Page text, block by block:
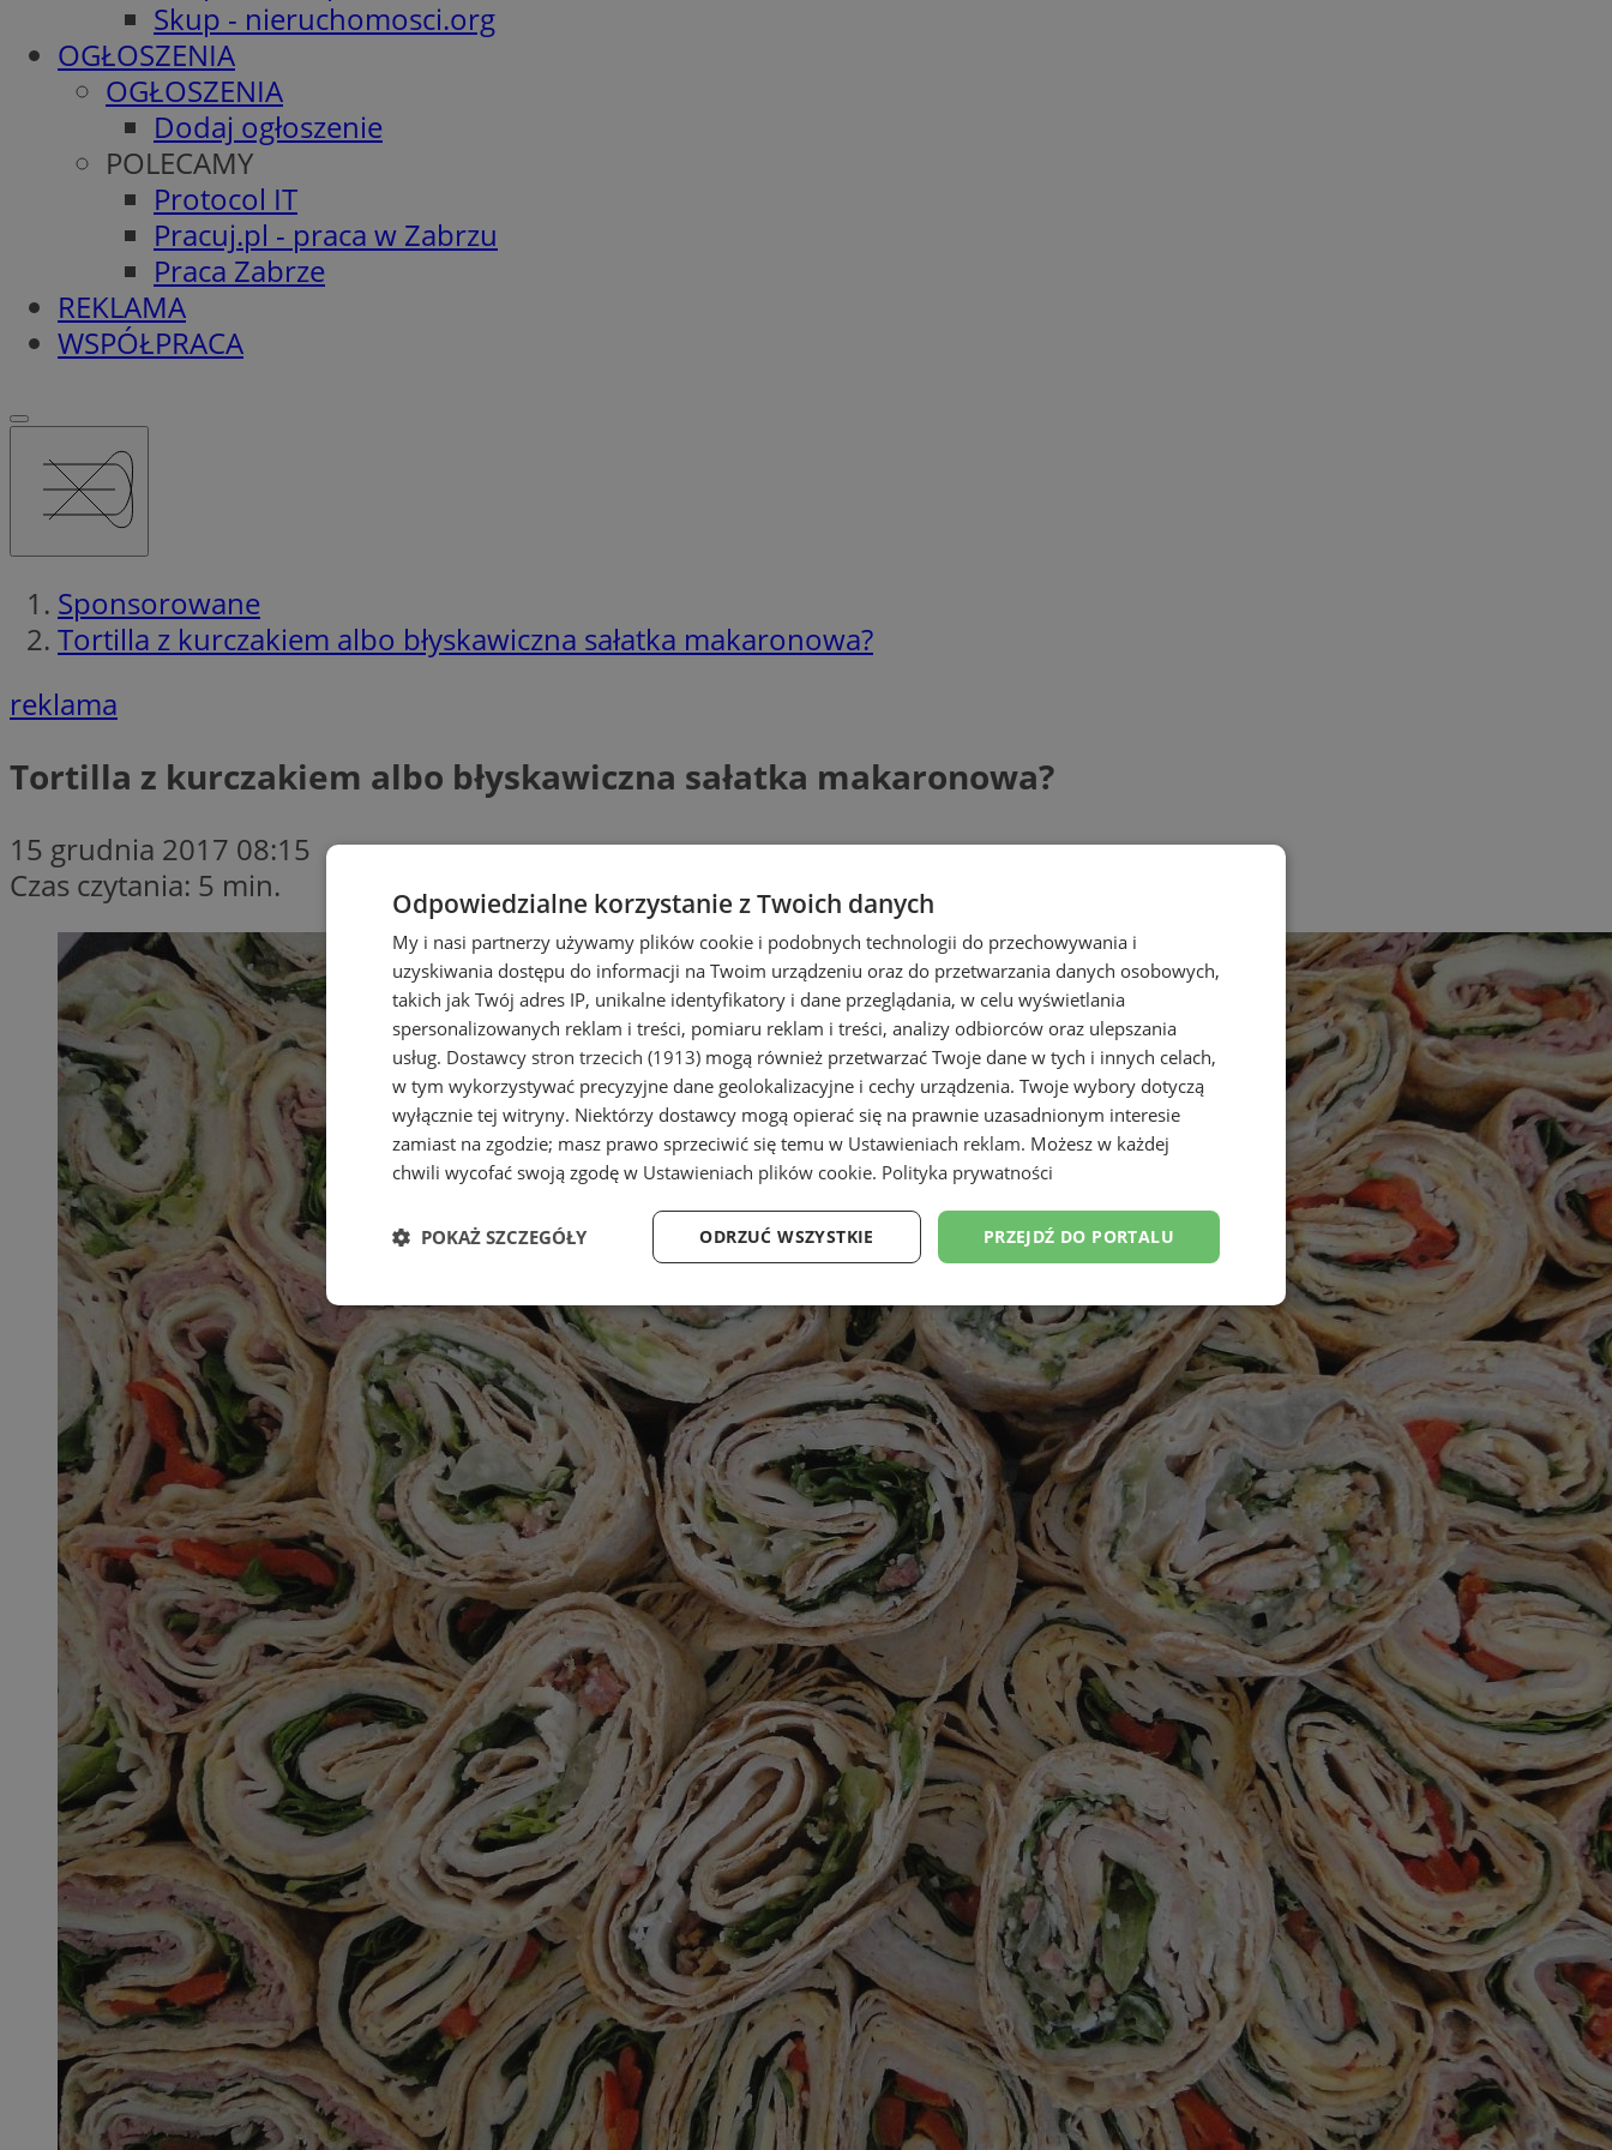
Skup - nieruchomosci.org
OGŁOSZENIA
OGŁOSZENIA
Dodaj ogłoszenie
POLECAMY
Protocol IT
Pracuj.pl - praca w Zabrzu
Praca Zabrze
REKLAMA
WSPÓŁPRACA
Sponsorowane
Tortilla z kurczakiem albo błyskawiczna sałatka makaronowa?
reklama
Tortilla z kurczakiem albo błyskawiczna sałatka makaronowa?
15 grudnia 2017 08:15
Czas czytania: 5 min.
Odpowiedzialne korzystanie z Twoich danych
My i nasi partnerzy używamy plików cookie i podobnych technologii do przechowywania i
uzyskiwania dostępu do informacji na Twoim urządzeniu oraz do przetwarzania danych osobowych,
takich jak Twój adres IP, unikalne identyfikatory i dane przeglądania, w celu wyświetlania
spersonalizowanych reklam i treści, pomiaru reklam i treści, analizy odbiorców oraz ulepszania
usług. Dostawcy stron trzecich (1913) mogą również przetwarzać Twoje dane w tych i innych celach,
w tym wykorzystywać precyzyjne dane geolokalizacyjne i cechy urządzenia. Twoje wybory dotyczą
wyłącznie tej witryny. Niektórzy dostawcy mogą opierać się na prawnie uzasadnionym interesie
zamiast na zgodzie; masz prawo sprzeciwić się temu w Ustawieniach reklam. Możesz w każdej
chwili wycofać swoją zgodę w Ustawieniach plików cookie. Polityka prywatności
PRZEJDŹ DO PORTALU
ODRZUĆ WSZYSTKIE
POKAŻ SZCZEGÓŁY
Niezbędne Wydajność Targetowanie Funkcjonalność Niesklasyfikowane
Niezbędne Wydajność Targetowanie Funkcjonalność Niesklasyfikowane
Niezbędne pliki cookie umożliwiają korzystanie z podstawowych funkcji strony internetowej, takich jak logowanie użytkownika i
zarządzanie kontem. Bez niezbędnych plików cookie nie można prawidłowo korzystać ze strony internetowej.
Nazwa
Provider/
Domena
Okres
przechowywania
Opis
SessID zabrze.com.pl 1 rok
Ten plik cookie przechowuje identyfikator sesji.
QeSessID
zabrze.com.pl 1 rok
Ten plik cookie przechowuje identyfikator sesji.
MvSessID
zabrze.com.pl 1 rok
Ten plik cookie przechowuje identyfikator sesji.
__cf_bm
Cloudflare
Inc.
.x.com
29 minut 53
sekundy
Ten plik cookie służy do rozróżniania ludzi i botów. Jest
to korzystne dla strony internetowej, ponieważ
umożliwia tworzenie ważnych raportów na temat
korzystania z jej witryny internetowej.
__cf_bm
Cloudflare
Inc.
.twitter.com
29 minut 55
sekund
Ten plik cookie służy do rozróżniania ludzi i botów. Jest
to korzystne dla strony internetowej, ponieważ
umożliwia tworzenie ważnych raportów na temat
korzystania z jej witryny internetowej.
CookieScriptConsent
CookieScript
zabrze.com.pl
4 tygodnie 2 dni
Ten plik cookie jest używany przez usługę Cookie-
Script.com do zapamiętywania preferencji dotyczących
zgody użytkownika na pliki cookie. Jest to konieczne,
aby baner cookie Cookie-Script.com działał poprawnie.
VISITOR_PRIVACY_METADATA
YouTube
.youtube.com
5 miesięcy 4
tygodnie
Ten plik cookie przechowuje informacje o zgodzie
użytkownika oraz jego preferencjach dotyczących
prywatności podczas korzystania z witryny. Rejestruje
wybory dotyczące polityki prywatności i ustawień
zgody, zapewniając ich przestrzeganie w kolejnych
wizytach. Dzięki temu użytkownik nie musi ponownie
konfigurować swoich preferencji, co zwiększa wygodę i
zgodność z regulacjami ochrony danych.
Google Privacy Policy